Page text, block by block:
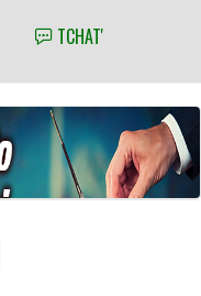
TCHAT'